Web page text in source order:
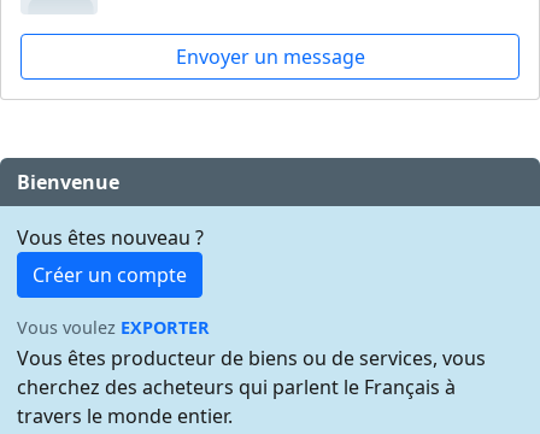
Envoyer un message
Bienvenue
Vous êtes nouveau ?
Créer un compte
Vous voulez EXPORTER
Vous êtes producteur de biens ou de services, vous
cherchez des acheteurs qui parlent le Français à
travers le monde entier.